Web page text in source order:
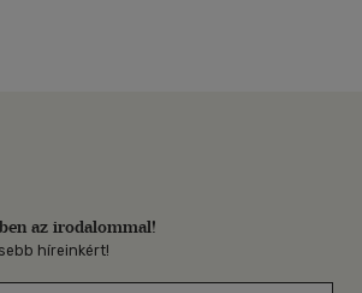
az irodalommal!
híreinkért!